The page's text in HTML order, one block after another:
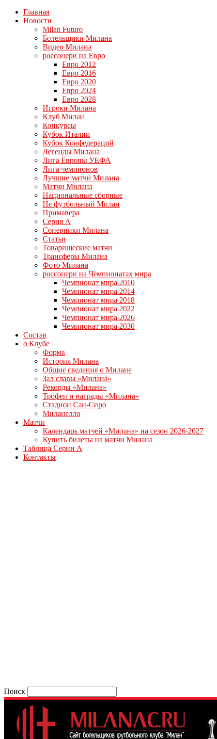
Главная
Новости
Milan Futuro
Болельщики Милана
Видео Милана
россонери на Евро
Евро 2012
Евро 2016
Евро 2020
Евро 2024
Евро 2028
Игроки Милана
Клуб Милан
Конкурсы
Кубок Италии
Кубок Конфедераций
Легенды Милана
Лига Европы УЕФА
Лига чемпионов
Лучшие матчи Милана
Матчи Милана
Национальные сборные
Не футбольный Милан
Примавера
Серия А
Соперники Милана
Статьи
Товарищеские матчи
Трансферы Милана
Фото Милана
россонери на Чемпионатах мира
Чемпионат мира 2010
Чемпионат мира 2014
Чемпионат мира 2018
Чемпионат мира 2022
Чемпионат мира 2026
Чемпионат мира 2030
Состав
о Клубе
Форма
История Милана
Общие сведения о Милане
Зал славы «Милана»
Рекорды «Милана»
Трофеи и награды «Милана»
Стадион Сан-Сиро
Миланелло
Матчи
Календарь матчей «Милана» на сезон 2026-2027
Купить билеты на матчи Милана
Таблица Серии А
Контакты
Поиск